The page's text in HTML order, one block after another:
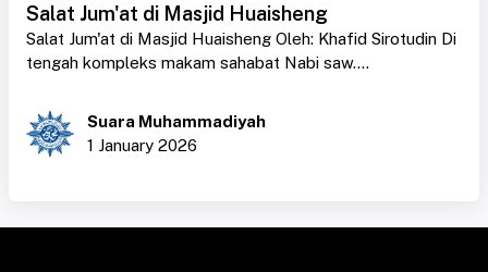
Salat Jum'at di Masjid Huaisheng
Salat Jum'at di Masjid Huaisheng Oleh: Khafid Sirotudin Di
tengah kompleks makam sahabat Nabi saw....
Suara Muhammadiyah
1 January 2026